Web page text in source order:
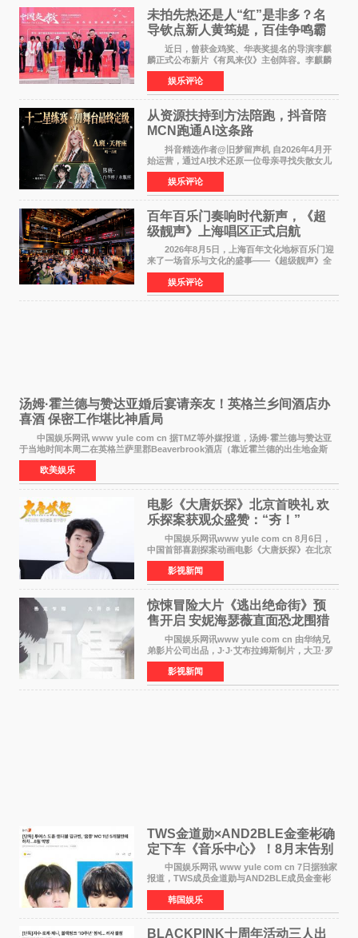
未拍先热还是人“红”是非多？名
导钦点新人黄筠媞，百佳争鸣霸
气回应
近日，曾获金鸡奖、华表奖提名的导演李麒
麟正式公布新片《有凤来仪》主创阵容。李麒麟
早年凭电影《华容道》获得金鸡奖、华表奖提
名，此后长期参与国内外电影制作，其担任制片
人参与的作品亦曾
娱乐评论
从资源扶持到方法陪跑，抖音陪
MCN跑通AI这条路
抖音精选作者@旧梦留声机 自2026年4月开
始运营，通过AI技术还原一位母亲寻找失散女儿
的故事，凭借强情感表达获得大量用户关注，发
布仅21小时便获得超1亿曝光、超1000万互动。
此后，账号持续沿
娱乐评论
百年百乐门奏响时代新声，《超
级靓声》上海唱区正式启航
2026年8月5日，上海百年文化地标百乐门迎
来了一场音乐与文化的盛事——《超级靓声》全
国励志音乐公益节目上海唱区新闻发布会暨启动
仪式在此隆重举行。各界领导、嘉宾与媒体朋友
齐聚一堂，共同
娱乐评论
汤姆·霍兰德与赞达亚婚后宴请亲友！英格兰乡间酒店办
喜酒 保密工作堪比神盾局
中国娱乐网讯 www yule com cn 据TMZ等外媒报道，汤姆·霍兰德与赞达亚
于当地时间本周二在英格兰萨里郡Beaverbrook酒店（靠近霍兰德的出生地金斯
顿）举办婚宴，邀请家人与朋友们喝喜酒，庆祝
欧美娱乐
电影《大唐妖探》北京首映礼 欢
乐探案获观众盛赞：“夯！”
中国娱乐网讯www yule com cn 8月6日，
中国首部喜剧探案动画电影《大唐妖探》在北京
举办电影首映礼。导演程腾、联合导演黄珉、总
制片人曹紫建、制片人李莹莹，配音导演张喆，
对白指导程寅，领
影视新闻
惊悚冒险大片《逃出绝命街》预
售开启 安妮海瑟薇直面恐龙围猎
中国娱乐网讯www yule com cn 由华纳兄
弟影片公司出品，J·J·艾布拉姆斯制片，大卫·罗
伯特·米切尔执导，好莱坞巨星安妮·海瑟薇和伊万
·麦克格雷格领衔主演的2026暑期惊悚冒险大片
《逃出绝
影视新闻
TWS金道勋×AND2BLE金奎彬确
定下车《音乐中心》！8月末告别
MC席位
中国娱乐网讯 www yule com cn 7日据独家
报道，TWS成员金道勋与AND2BLE成员金奎彬
将于8月离开《音乐中心》MC的位置。 金道
勋与金奎彬于去年3月与H2H A-NA一起被选为
《音乐中心》MC，约1
韩国娱乐
BLACKPINK十周年活动三人出